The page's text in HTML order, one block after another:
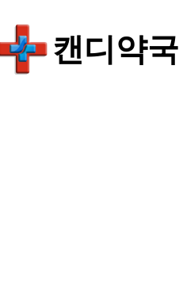
​캔디약국